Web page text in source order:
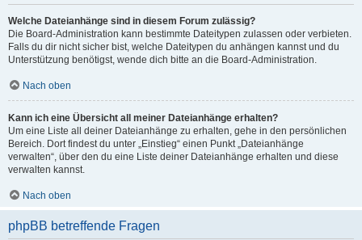
Welche Dateianhänge sind in diesem Forum zulässig?
Die Board-Administration kann bestimmte Dateitypen zulassen oder verbieten.
Falls du dir nicht sicher bist, welche Dateitypen du anhängen kannst und du
Unterstützung benötigst, wende dich bitte an die Board-Administration.
Nach oben
Kann ich eine Übersicht all meiner Dateianhänge erhalten?
Um eine Liste all deiner Dateianhänge zu erhalten, gehe in den persönlichen
Bereich. Dort findest du unter „Einstieg“ einen Punkt „Dateianhänge
verwalten“, über den du eine Liste deiner Dateianhänge erhalten und diese
verwalten kannst.
Nach oben
phpBB betreffende Fragen